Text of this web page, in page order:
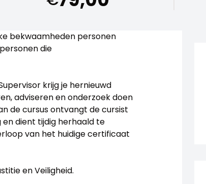
bekwaamheden personen
die
krijg je hernieuwd
adviseren en onderzoek doen
de cursus ontvangt de cursist
dient tijdig herhaald te
van het huidige certificaat
en Veiligheid.